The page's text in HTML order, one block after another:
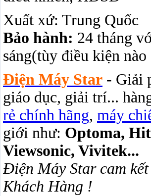
Xuất xứ: Trung Quốc
Bảo hành: 24 tháng
sáng(tùy điều kiện
Điện Máy Star - Giải
giáo dục, giải trí...
rẻ chính hãng, máy
giới như: Optoma,
Viewsonic, Vivitek...
Điện Máy Star cam
Khách Hàng !